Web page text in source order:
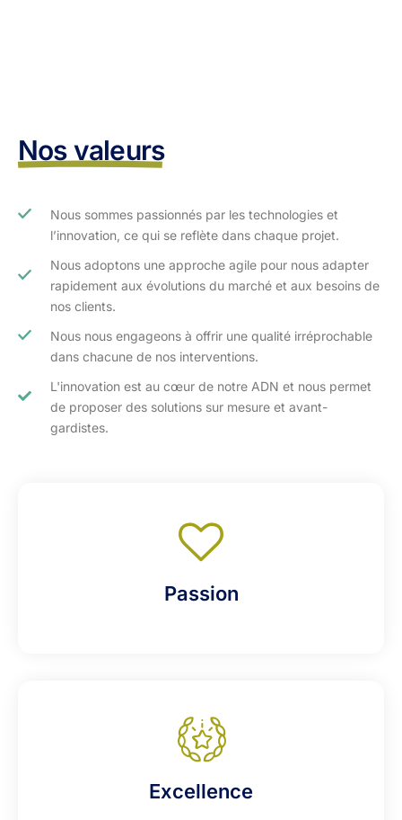
Nos valeurs
Nous sommes passionnés par les technologies et
l’innovation, ce qui se reflète dans chaque projet.
Nous adoptons une approche agile pour nous adapter
rapidement aux évolutions du marché et aux besoins de
nos clients.​
Nous nous engageons à offrir une qualité irréprochable
dans chacune de nos interventions.
L'innovation est au cœur de notre ADN et nous permet
de proposer des solutions sur mesure et avant-
gardistes.
Passion
Excellence